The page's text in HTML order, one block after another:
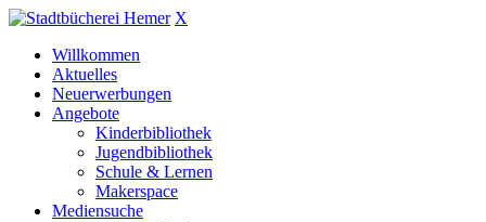
X
Willkommen
Aktuelles
Neuerwerbungen
Angebote
Kinderbibliothek
Jugendbibliothek
Schule & Lernen
Makerspace
Mediensuche